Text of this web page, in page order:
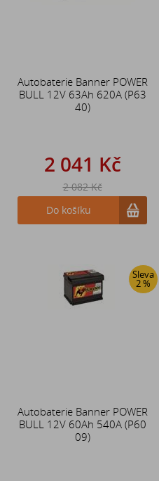
Autobaterie Banner POWER
BULL 12V 63Ah 620A (P63
40)
2 041 Kč
2 082 Kč
Do košíku
Sleva
2 %
Autobaterie Banner POWER
BULL 12V 60Ah 540A (P60
09)